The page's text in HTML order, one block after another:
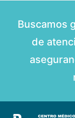
Buscamos
de